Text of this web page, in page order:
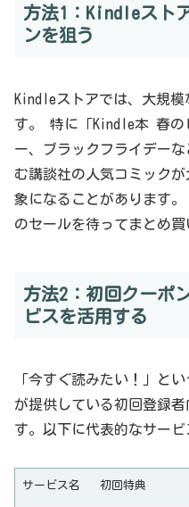
方法1：Kindleスト
ンを狙う
Kindleストアでは、大規
す。 特に「Kindle本 春の
ー、ブラックフライデー
む講談社の人気コミック
象になることがあります
のセールを待ってまとめ買
方法2：初回クーポ
ビスを活用する
「今すぐ読みたい！」と
が提供している初回登録
す。以下に代表的なサービ
サービス名 初回特典